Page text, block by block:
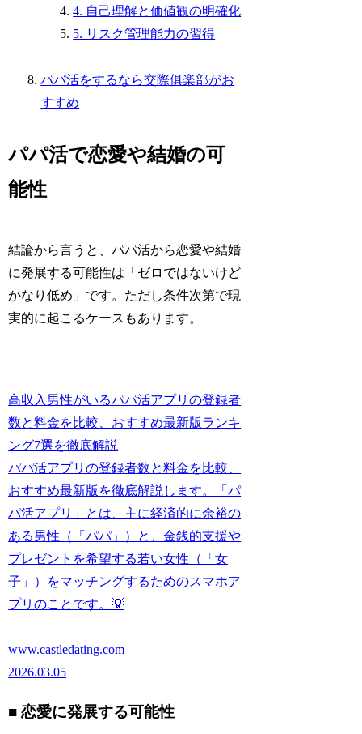
4. 自己理解と価値観の明確化
5. リスク管理能力の習得
パパ活をするなら交際俱楽部がお
すすめ
パパ活で恋愛や結婚の可
能性
結論から言うと、パパ活から恋愛や結婚
に発展する可能性は「ゼロではないけど
かなり低め」です。ただし条件次第で現
実的に起こるケースもあります。
高収入男性がいるパパ活アプリの登録者
数と料金を比較、おすすめ最新版ランキ
ング7選を徹底解説
パパ活アプリの登録者数と料金を比較、
おすすめ最新版を徹底解説します。「パ
パ活アプリ」とは、主に経済的に余裕の
ある男性（「パパ」）と、金銭的支援や
プレゼントを希望する若い女性（「女
子」）をマッチングするためのスマホア
プリのことです。💡
www.castledating.com
2026.03.05
■ 恋愛に発展する可能性